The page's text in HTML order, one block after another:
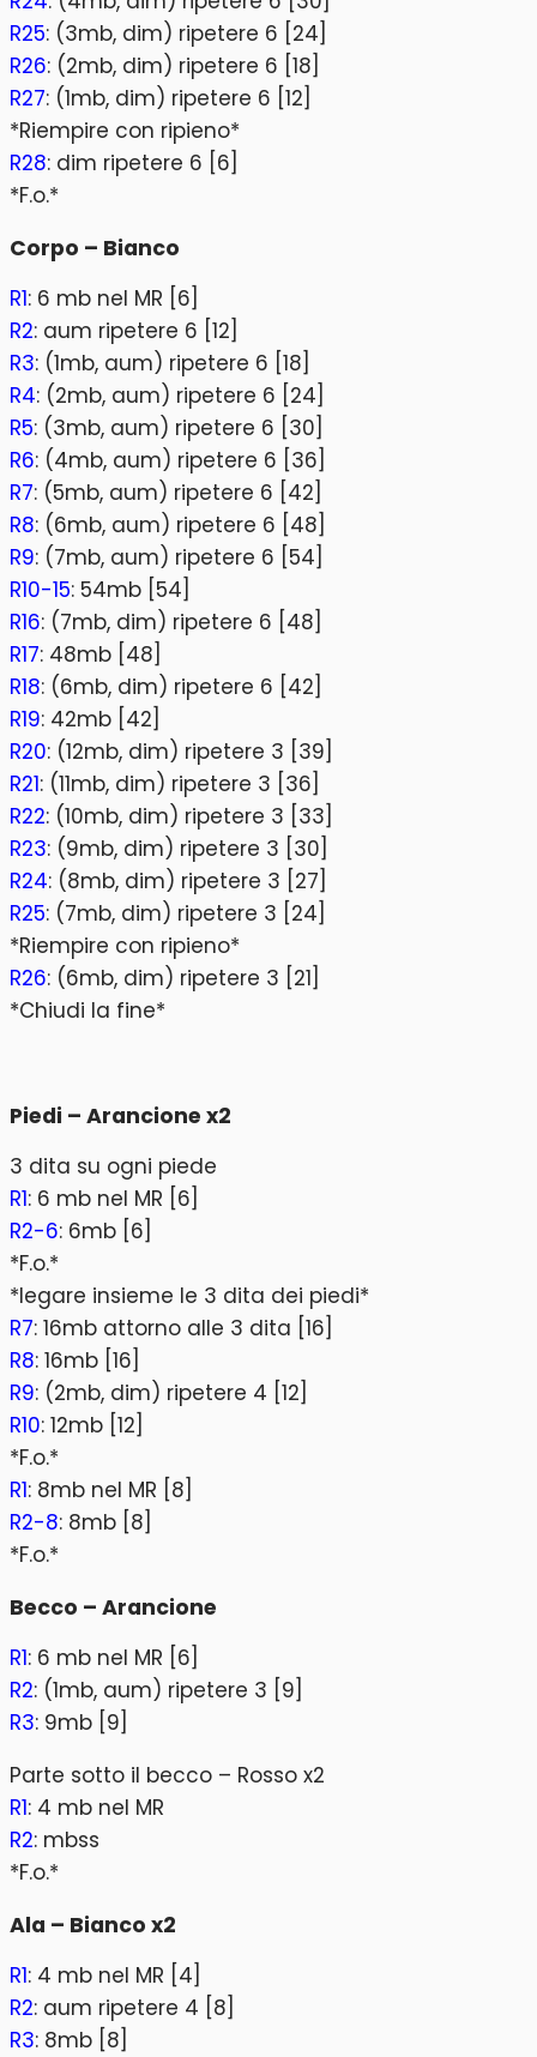
R25: (3mb, dim) ripetere 6 [24]
R26: (2mb, dim) ripetere 6 [18]
R27: (1mb, dim) ripetere 6 [12]
*Riempire con ripieno*
R28: dim ripetere 6 [6]
*F.o.*
Corpo – Bianco
R1: 6 mb nel MR [6]
R2: aum ripetere 6 [12]
R3: (1mb, aum) ripetere 6 [18]
R4: (2mb, aum) ripetere 6 [24]
R5: (3mb, aum) ripetere 6 [30]
R6: (4mb, aum) ripetere 6 [36]
R7: (5mb, aum) ripetere 6 [42]
R8: (6mb, aum) ripetere 6 [48]
R9: (7mb, aum) ripetere 6 [54]
R10-15: 54mb [54]
R16: (7mb, dim) ripetere 6 [48]
R17: 48mb [48]
R18: (6mb, dim) ripetere 6 [42]
R19: 42mb [42]
R20: (12mb, dim) ripetere 3 [39]
R21: (11mb, dim) ripetere 3 [36]
R22: (10mb, dim) ripetere 3 [33]
R23: (9mb, dim) ripetere 3 [30]
R24: (8mb, dim) ripetere 3 [27]
R25: (7mb, dim) ripetere 3 [24]
*Riempire con ripieno*
R26: (6mb, dim) ripetere 3 [21]
*Chiudi la fine*
Piedi – Arancione x2
3 dita su ogni piede
R1: 6 mb nel MR [6]
R2-6: 6mb [6]
*F.o.*
*legare insieme le 3 dita dei piedi*
R7: 16mb attorno alle 3 dita [16]
R8: 16mb [16]
R9: (2mb, dim) ripetere 4 [12]
R10: 12mb [12]
*F.o.*
R1: 8mb nel MR [8]
R2-8: 8mb [8]
*F.o.*
Becco – Arancione
R1: 6 mb nel MR [6]
R2: (1mb, aum) ripetere 3 [9]
R3: 9mb [9]
Parte sotto il becco – Rosso x2
R1: 4 mb nel MR
R2: mbss
*F.o.*
Ala – Bianco x2
R1: 4 mb nel MR [4]
R2: aum ripetere 4 [8]
R3: 8mb [8]